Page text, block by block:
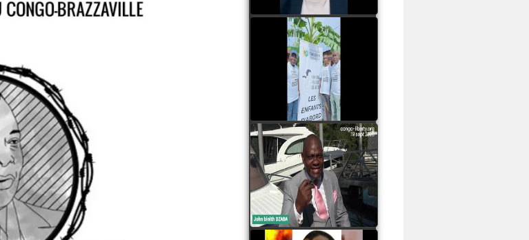
watch video
John Binith Dzaba
s'exprime sur le voyage
de Rodrigue Malanda
Samba à Paris
watch video